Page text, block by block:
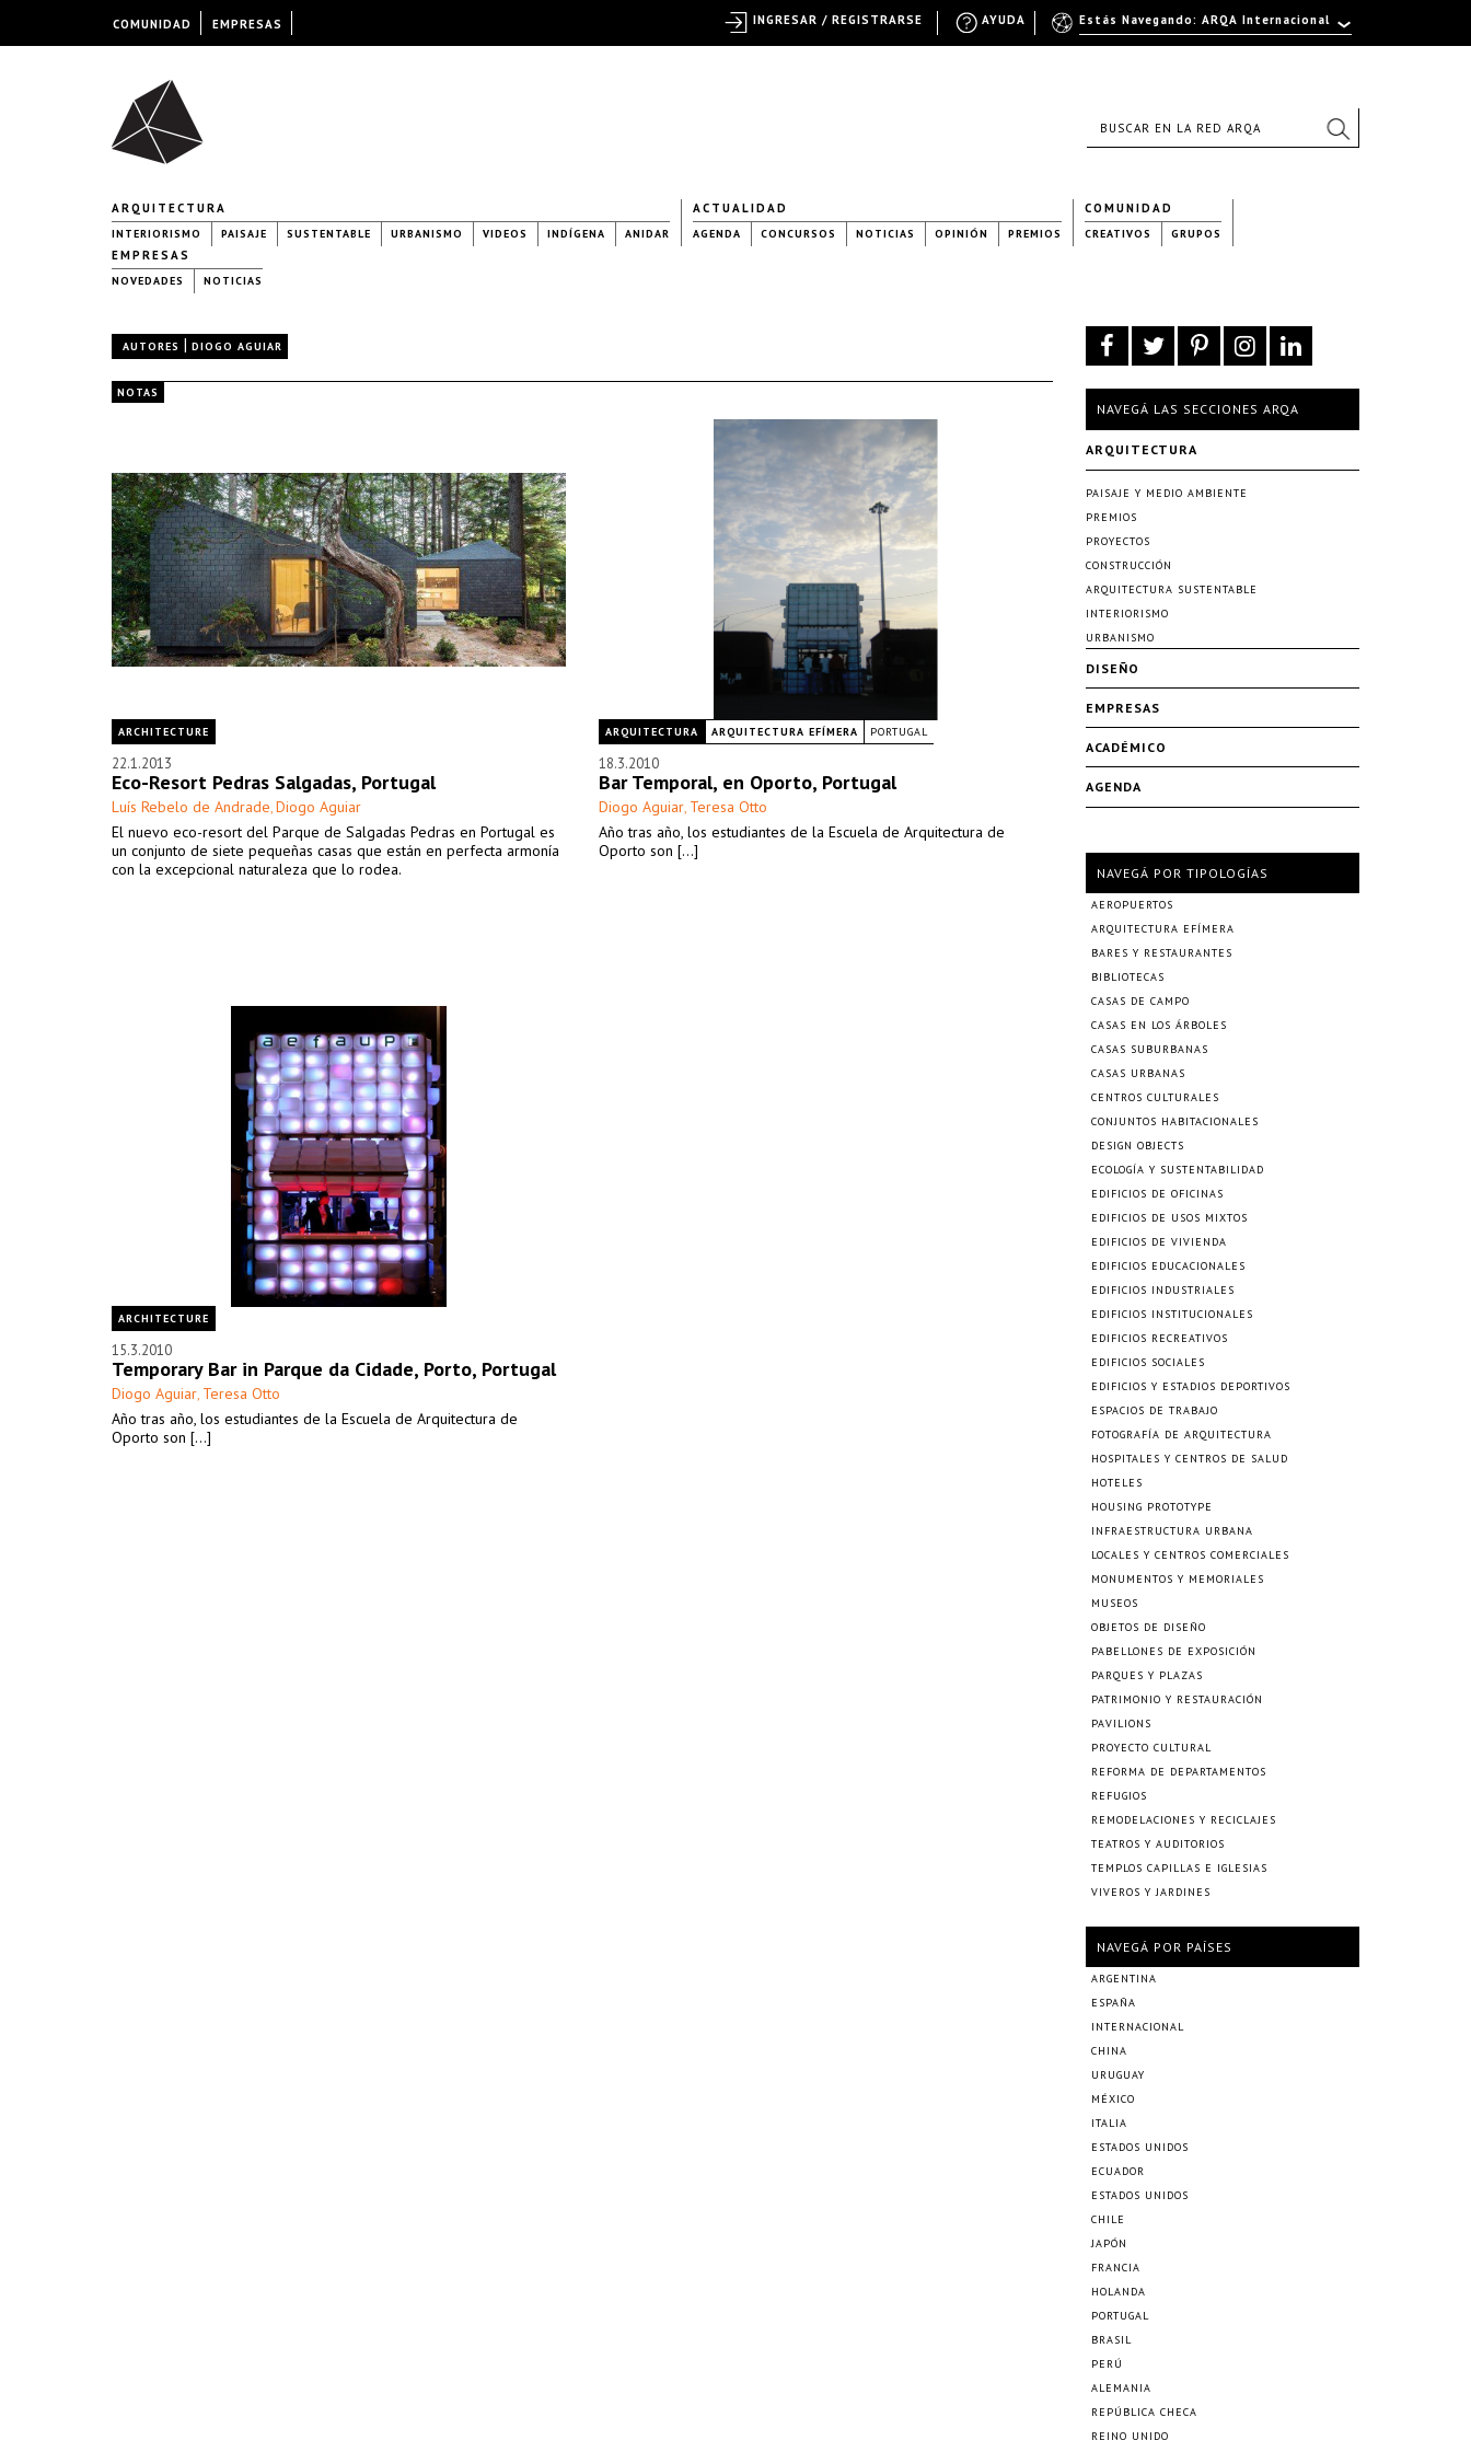
ARQUITECTURA
INTERIORISMO PAISAJE SUSTENTABLE URBANISMO VIDEOS INDÍGENA ANIDAR
ACTUALIDAD
AGENDA CONCURSOS NOTICIAS OPINIÓN PREMIOS
COMUNIDAD
CREATIVOS GRUPOS
EMPRESAS
NOVEDADES NOTICIAS
AUTORES | DIOGO AGUIAR
NOTAS
ARCHITECTURE
22.1.2013
Eco-Resort Pedras Salgadas, Portugal
Luís Rebelo de Andrade, Diogo Aguiar
El nuevo eco-resort del Parque de Salgadas Pedras en Portugal es
un conjunto de siete pequeñas casas que están en perfecta armonía
con la excepcional naturaleza que lo rodea.
ARQUITECTURA ARQUITECTURA EFÍMERA PORTUGAL
18.3.2010
Bar Temporal, en Oporto, Portugal
Diogo Aguiar, Teresa Otto
Año tras año, los estudiantes de la Escuela de Arquitectura de
Oporto son [...]
ARCHITECTURE
15.3.2010
Temporary Bar in Parque da Cidade, Porto, Portugal
Diogo Aguiar, Teresa Otto
Año tras año, los estudiantes de la Escuela de Arquitectura de
Oporto son [...]
NAVEGÁ LAS SECCIONES ARQA
ARQUITECTURA
PAISAJE Y MEDIO AMBIENTE
PREMIOS
PROYECTOS
CONSTRUCCIÓN
ARQUITECTURA SUSTENTABLE
INTERIORISMO
URBANISMO
DISEÑO
EMPRESAS
ACADÉMICO
AGENDA
NAVEGÁ POR TIPOLOGÍAS
AEROPUERTOS
ARQUITECTURA EFÍMERA
BARES Y RESTAURANTES
BIBLIOTECAS
CASAS DE CAMPO
CASAS EN LOS ÁRBOLES
CASAS SUBURBANAS
CASAS URBANAS
CENTROS CULTURALES
CONJUNTOS HABITACIONALES
DESIGN OBJECTS
ECOLOGÍA Y SUSTENTABILIDAD
EDIFICIOS DE OFICINAS
EDIFICIOS DE USOS MIXTOS
EDIFICIOS DE VIVIENDA
EDIFICIOS EDUCACIONALES
EDIFICIOS INDUSTRIALES
EDIFICIOS INSTITUCIONALES
EDIFICIOS RECREATIVOS
EDIFICIOS SOCIALES
EDIFICIOS Y ESTADIOS DEPORTIVOS
ESPACIOS DE TRABAJO
FOTOGRAFÍA DE ARQUITECTURA
HOSPITALES Y CENTROS DE SALUD
HOTELES
HOUSING PROTOTYPE
INFRAESTRUCTURA URBANA
LOCALES Y CENTROS COMERCIALES
MONUMENTOS Y MEMORIALES
MUSEOS
OBJETOS DE DISEÑO
PABELLONES DE EXPOSICIÓN
PARQUES Y PLAZAS
PATRIMONIO Y RESTAURACIÓN
PAVILIONS
PROYECTO CULTURAL
REFORMA DE DEPARTAMENTOS
REFUGIOS
REMODELACIONES Y RECICLAJES
TEATROS Y AUDITORIOS
TEMPLOS CAPILLAS E IGLESIAS
VIVEROS Y JARDINES
NAVEGÁ POR PAÍSES
ARGENTINA
ESPAÑA
INTERNACIONAL
CHINA
URUGUAY
MÉXICO
ITALIA
ESTADOS UNIDOS
ECUADOR
ESTADOS UNIDOS
CHILE
JAPÓN
FRANCIA
HOLANDA
PORTUGAL
BRASIL
PERÚ
ALEMANIA
REPÚBLICA CHECA
REINO UNIDO
COMUNIDAD EMPRESAS Estás Navegando: ARQA Internacional
AYUDA
INGRESAR / REGISTRARSE